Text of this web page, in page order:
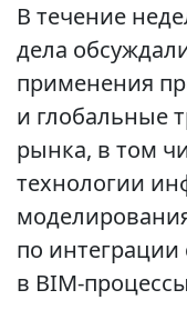
В течение
дела
применения
и глобальные
рынка, в том
технологии
по
в